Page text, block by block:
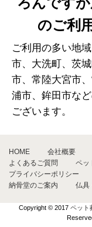
のご利
ご利用の多い地
市、大洗町、茨
市、常陸大宮市
浦市、鉾田市な
ございます。
HOME 会社概要
よくあるご質問
ペッ
プライバシーポリシー
納骨堂のご案内
仏具
Copyright © 2017 ペット